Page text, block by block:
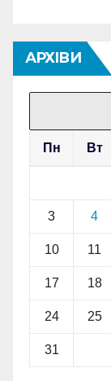
АРХІВИ
Пн Вт
3 4
10 11
17 18
24 25
31